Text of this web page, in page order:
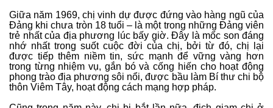
Giữa năm 1969, chị vinh dự được đứng vào hàng ngũ của
Đảng khi chưa tròn 18 tuổi – là một trong những Đảng viên
trẻ nhất của địa phương lúc bấy giờ. Đây là mốc son đáng
nhớ nhất trong suốt cuộc đời của chị, bởi từ đó, chị lại
được tiếp thêm niềm tin, sức mạnh để vững vàng hơn
trong từng nhiệm vụ, gắn bó và cống hiến cho hoạt động
phong trào địa phương sôi nổi, được bầu làm Bí thư chi bộ
thôn Viêm Tây, hoạt động cách mạng hợp pháp.